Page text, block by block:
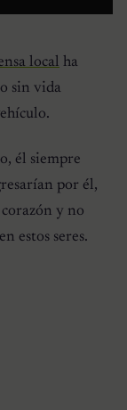
local ha
sin vida
él siempre
por él,
y no
estos seres.